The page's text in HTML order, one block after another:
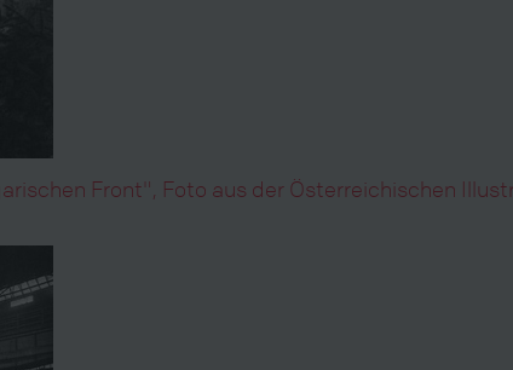
Front", Foto aus der Österreichischen